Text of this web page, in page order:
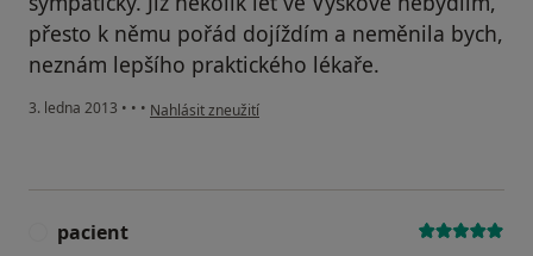
přesto k němu pořád dojíždím a neměnila bych,
neznám lepšího praktického lékaře.
3. ledna 2013 • • • podle názoru uživatele Váš účet byl odstraněn
Nahlásit zneužití
pacient